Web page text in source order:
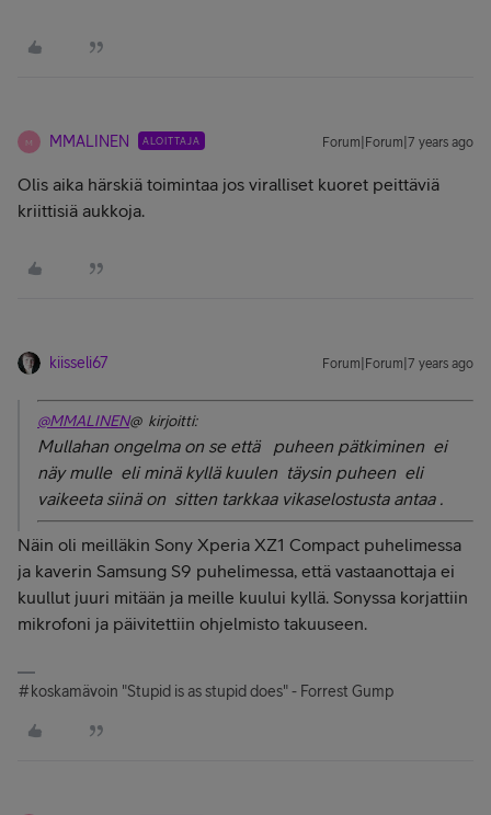
M MMALINEN ALOITTAJA Forum|Forum|7 years ago
Olis aika härskiä toimintaa jos viralliset kuoret peittäviä
kriittisiä aukkoja.
kiisseli67 Forum|Forum|7 years ago
@MMALINEN@ kirjoitti:
Mullahan ongelma on se että puheen pätkiminen ei
näy mulle eli minä kyllä kuulen täysin puheen eli
vaikeeta siinä on sitten tarkkaa vikaselostusta antaa .
Näin oli meilläkin Sony Xperia XZ1 Compact puhelimessa
ja kaverin Samsung S9 puhelimessa, että vastaanottaja ei
kuullut juuri mitään ja meille kuului kyllä. Sonyssa korjattiin
mikrofoni ja päivitettiin ohjelmisto takuuseen.
#koskamävoin "Stupid is as stupid does" - Forrest Gump